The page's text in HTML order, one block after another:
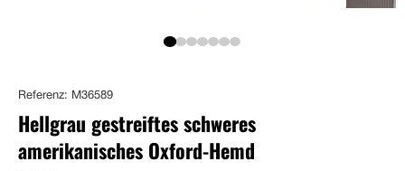
Referenz: M36589
Hellgrau gestreiftes schweres
amerikanisches Oxford-Hemd